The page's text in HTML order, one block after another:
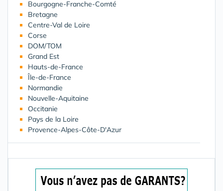
Bourgogne-Franche-Comté
Bretagne
Centre-Val de Loire
Corse
DOM/TOM
Grand Est
Hauts-de-France
Île-de-France
Normandie
Nouvelle-Aquitaine
Occitanie
Pays de la Loire
Provence-Alpes-Côte-D'Azur